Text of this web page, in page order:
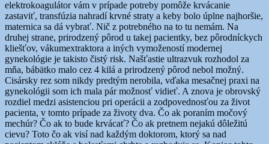
elektrokoagulátor vám v prípade potreby pomôže krvácanie
zastaviť, transfúzia nahradí krvné straty a keby bolo úplne najhoršie,
maternica sa dá vybrať. Nič z potrebného na to tu nemám. Na
druhej strane, prirodzený pôrod u takej pacientky, bez pôrodníckych
kliešťov, vákumextraktora a iných vymožeností modernej
gynekológie je takisto čistý risk. Našťastie ultrazvuk rozhodol za
mňa, bábätko malo cez 4 kilá a prirodzený pôrod nebol možný.
Cisársky rez som nikdy predtým nerobila, vďaka mesačnej praxi na
gynekológii som ich mala pár možnosť vidieť. A znova je obrovský
rozdiel medzi asistenciou pri operácii a zodpovednosťou za život
pacienta, v tomto prípade za životy dva. Čo ak poraním močový
mechúr? Čo ak to bude krvácať? Čo ak pretnem nejakú dôležitú
cievu? Toto čo ak visí nad každým doktorom, ktorý sa nad